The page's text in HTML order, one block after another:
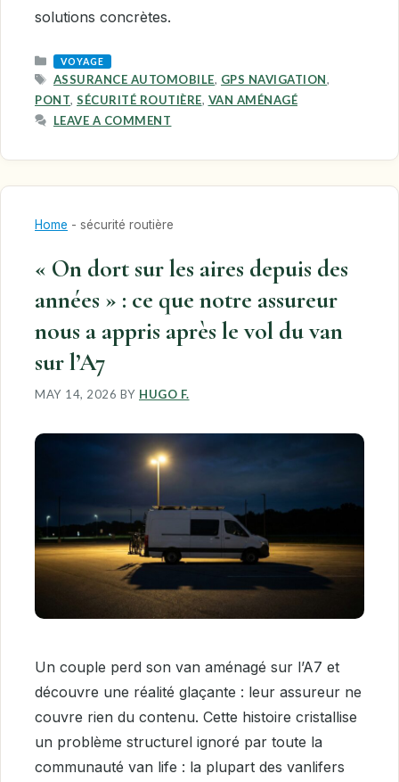
solutions concrètes.
CATEGORIES
VOYAGE
TAGS
ASSURANCE AUTOMOBILE, GPS NAVIGATION,
PONT, SÉCURITÉ ROUTIÈRE, VAN AMÉNAGÉ
LEAVE A COMMENT
Home - sécurité routière
« On dort sur les aires depuis des
années » : ce que notre assureur
nous a appris après le vol du van
sur l’A7
MAY 14, 2026 BY HUGO F.
Un couple perd son van aménagé sur l’A7 et
découvre une réalité glaçante : leur assureur ne
couvre rien du contenu. Cette histoire cristallise
un problème structurel ignoré par toute la
communauté van life : la plupart des vanlifers